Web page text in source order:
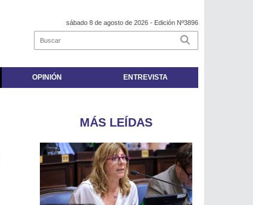
sábado 8 de agosto de 2026 - Edición Nº3896
OPINIÓN ENTREVISTA
MÁS LEÍDAS